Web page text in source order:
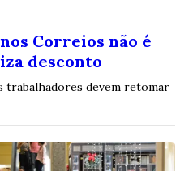
Correios não é
desconto
trabalhadores devem retomar